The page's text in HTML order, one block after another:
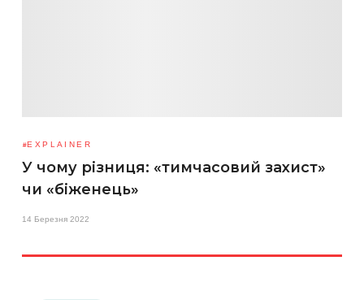
EXPLAINER
У чому різниця: «тимчасовий захист»
чи «біженець»
14 Березня 2022